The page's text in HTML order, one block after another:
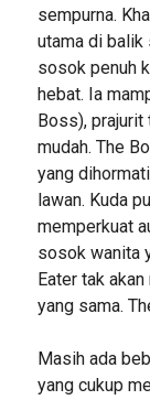
sempurna.
utama di balik
sosok penuh
hebat. Ia
Boss), prajurit
mudah. The
yang
lawan. Kuda
memperkuat
sosok wanita
Eater tak
yang sama.
Masih ada
yang cukup